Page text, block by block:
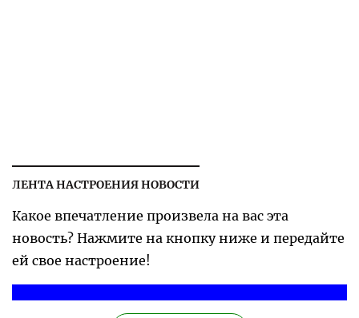
ЛЕНТА НАСТРОЕНИЯ НОВОСТИ
Какое впечатление произвела на вас эта
новость? Нажмите на кнопку ниже и передайте
ей свое настроение!